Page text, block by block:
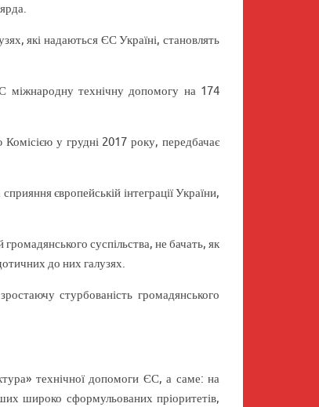
які надаються ЄС Україні, становлять
міжнародну технічну допомогу на 174
у грудні 2017 року, передбачає
європейській інтеграції України,
суспільства, не бачать, як
до них галузях.
стурбованість громадянського
технічної допомоги ЄС, а саме: на
широко сформульованих пріоритетів,